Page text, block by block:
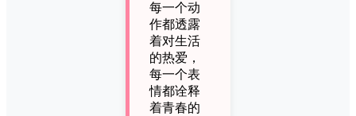
每一个动
作都透露
着对生活
的热爱，
每一个表
情都诠释
着青春的